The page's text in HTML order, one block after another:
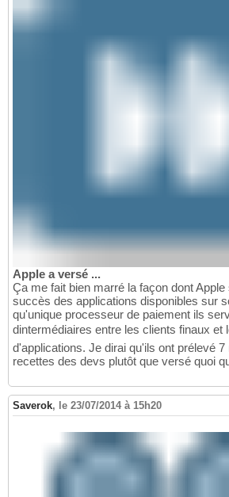
Apple a versé ...
Ça me fait bien marré la façon dont Apple
succès des applications disponibles sur
qu'unique processeur de paiement ils
dintermédiaires entre les clients finaux et
d'applications. Je dirai qu'ils ont prélevé
recettes des devs plutôt que versé quoi
Saverok, le 23/07/2014 à 15h20